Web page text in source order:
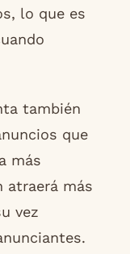
lo que es
también
que
más
atraerá más
vez